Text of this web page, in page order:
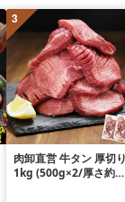
3
肉卸直営 牛タン 厚切
1kg (500g×2/厚さ約